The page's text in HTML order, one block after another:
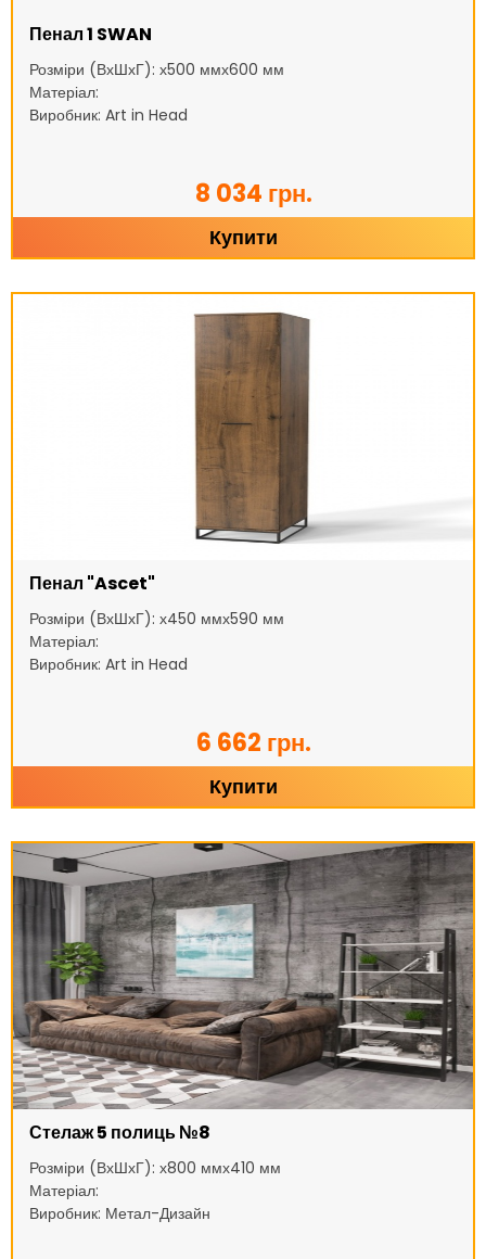
Пенал 1 SWAN
Розміри (ВхШхГ): х500 ммх600 мм
Матеріал:
Виробник: Art in Head
8 034 грн.
Купити
Пенал "Ascet"
Розміри (ВхШхГ): х450 ммх590 мм
Матеріал:
Виробник: Art in Head
6 662 грн.
Купити
Стелаж 5 полиць №8
Розміри (ВхШхГ): х800 ммх410 мм
Матеріал:
Виробник: Метал-Дизайн